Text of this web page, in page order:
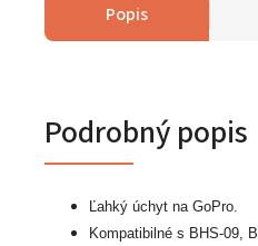
Popis
Podrobný popis
Ľahký úchyt na GoPro.
Kompatibilné s BHS-09,